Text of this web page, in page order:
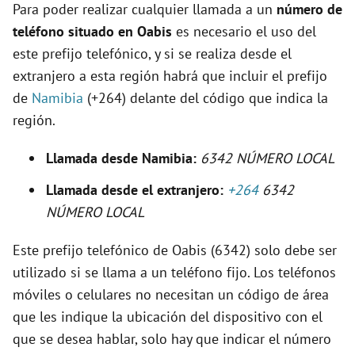
e
o
Para poder realizar cualquier llamada a un número de
teléfono situado en Oabis es necesario el uso del
este prefijo telefónico, y si se realiza desde el
extranjero a esta región habrá que incluir el prefijo
de Namibia (+264) delante del código que indica la
región.
Llamada desde Namibia: 6342 NÚMERO LOCAL
Llamada desde el extranjero: +2646342
NÚMERO LOCAL
Este prefijo telefónico de Oabis (6342) solo debe ser
utilizado si se llama a un teléfono fijo. Los teléfonos
móviles o celulares no necesitan un código de área
que les indique la ubicación del dispositivo con el
que se desea hablar, solo hay que indicar el número